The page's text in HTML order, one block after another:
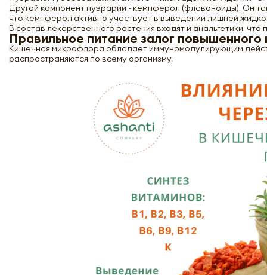
Другой компонент пуэрарии - кемпферол (флавоноиды). Он
что кемпферол активно участвует в выведении лишней
В состав лекарственного растения входят и анальгетики,
Правильное питание залог повышенного
Кишечная микрофлора обладает иммуномодулирующим
распространяются по всему организму.